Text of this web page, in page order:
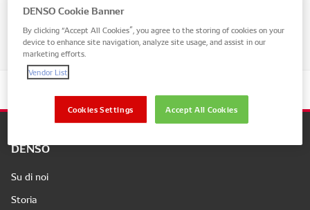
Seleziona modello
DENSO
Su di noi
Storia
DENSO Cookie Banner
By clicking “Accept All Cookies”, you agree to the storing of cookies on your
device to enhance site navigation, analyze site usage, and assist in our
marketing efforts.
Vendor List
Accept All Cookies
Cookies Settings